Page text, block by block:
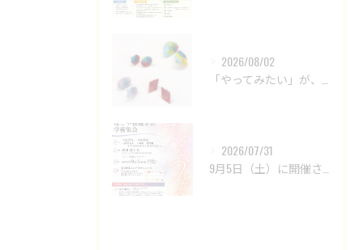
2026/08/02
「やってみたい」が、仕事につながる場所。
2026/07/31
9月5日（土）に開催される 「第8回 なごや看護学会学術集会...